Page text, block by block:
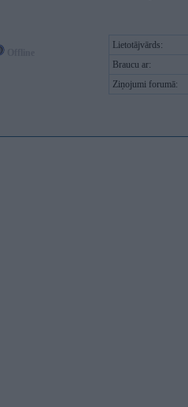
Lietotājvārds:
Braucu ar:
Ziņojumi forumā: